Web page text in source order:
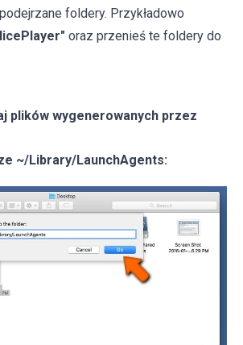
foldery. Przykładowo
oraz przenieś te foldery do
plików wygenerowanych przez
~/Library/LaunchAgents: